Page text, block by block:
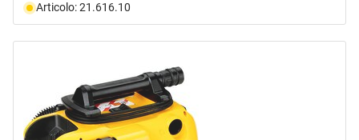
Articolo: 21.616.10